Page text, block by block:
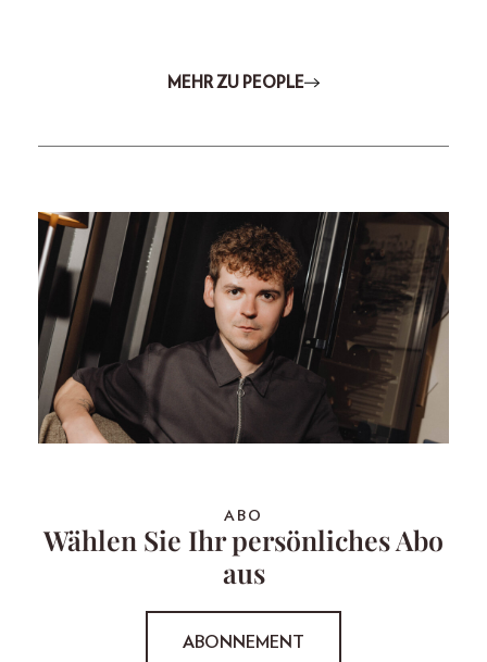
MEHR ZU PEOPLE
ABO
Wählen Sie Ihr persönliches Abo
aus
ABONNEMENT